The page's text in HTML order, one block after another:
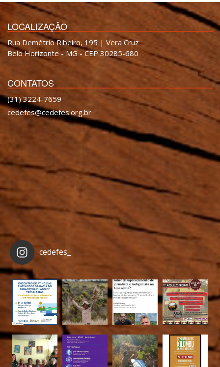
LOCALIZAÇÃO
Rua Demétrio Ribeiro, 195 | Vera Cruz
Belo Horizonte - MG - CEP 30285-680
CONTATOS
(31) 3224-7659
cedefes@cedefes.org.br
cedefes_